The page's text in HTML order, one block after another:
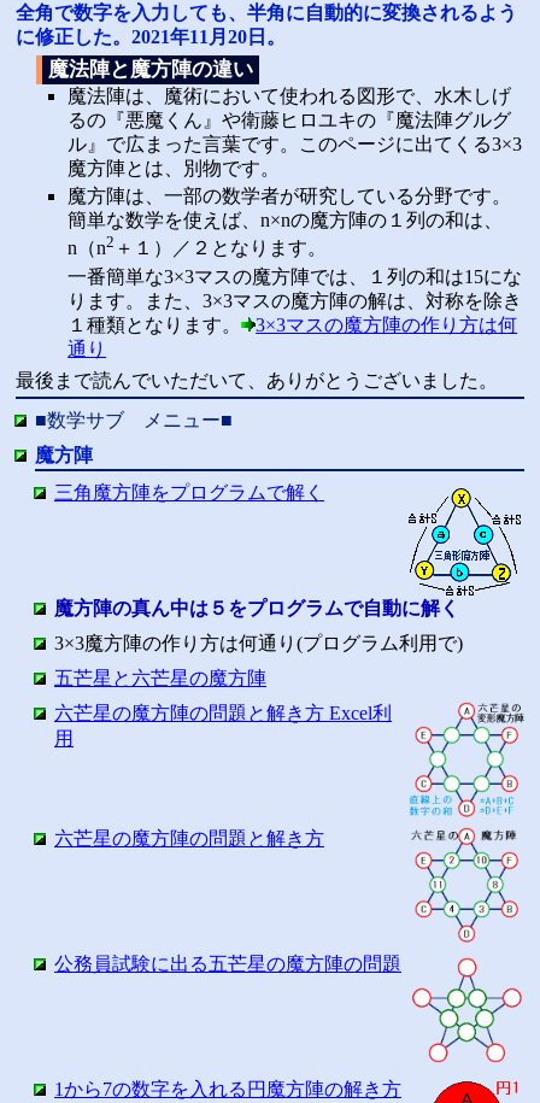
全角で数字を入力しても、半角に自動的に変換されるよう
に修正した。2021年11月20日。
魔法陣と魔方陣の違い
魔法陣は、魔術において使われる図形で、水木しげ
るの『悪魔くん』や衛藤ヒロユキの『魔法陣グルグ
ル』で広まった言葉です。このページに出てくる3×3
魔方陣とは、別物です。
魔方陣は、一部の数学者が研究している分野です。
簡単な数学を使えば、n×nの魔方陣の１列の和は、
n（n2 ＋１）／２となります。
一番簡単な3×3マスの魔方陣では、１列の和は15にな
ります。また、3×3マスの魔方陣の解は、対称を除き
１種類となります。
3×3マスの魔方陣の作り方は何
通り
最後まで読んでいただいて、ありがとうございました。
■数学サブ メニュー■
魔方陣
三角魔方陣をプログラムで解く
魔方陣の真ん中は５をプログラムで自動に解く
3×3魔方陣の作り方は何通り(プログラム利用で)
五芒星と六芒星の魔方陣
六芒星の魔方陣の問題と解き方 Excel利
用
六芒星の魔方陣の問題と解き方
公務員試験に出る五芒星の魔方陣の問題
1から7の数字を入れる円魔方陣の解き方